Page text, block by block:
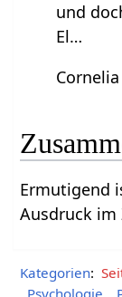
und
El…
Ermutigend‏‎ ist ein Wort beziehungsweise
Ausdruck im
Kategorien:
Psychologie